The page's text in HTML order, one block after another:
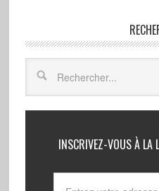
INSCRIVEZ-VOUS À LA